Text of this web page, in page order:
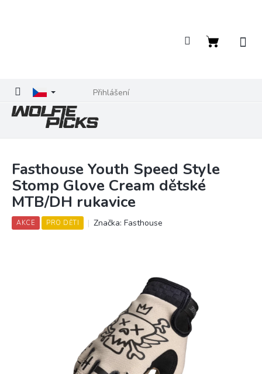
Přihlášení
Nákupní
Fasthouse Youth Speed Style
Stomp Glove Cream dětské
MTB/DH rukavice
AKCE PRO DĚTI Značka: Fasthouse